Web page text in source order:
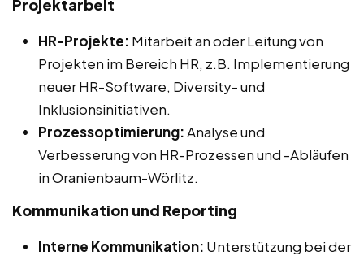
Projektarbeit
HR-Projekte: Mitarbeit an oder Leitung von
Projekten im Bereich HR, z.B. Implementierung
neuer HR-Software, Diversity- und
Inklusionsinitiativen.
Prozessoptimierung:Analyse und
Verbesserung von HR-Prozessen und -Abläufen
in Oranienbaum-Wörlitz.
Kommunikation und Reporting
Interne Kommunikation: Unterstützung bei der